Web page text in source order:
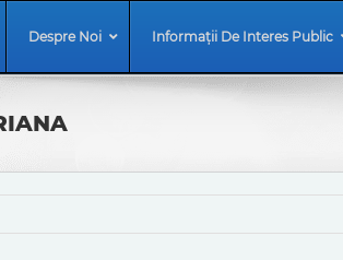
Despre Noi Informații De Interes Public